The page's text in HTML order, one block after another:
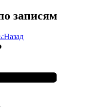
записям
Назад